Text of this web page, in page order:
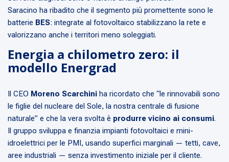
Saracino ha ribadito che il segmento più promettente sono le
batterie BES: integrate al fotovoltaico stabilizzano la rete e
valorizzano anche i territori meno soleggiati.
Energia a chilometro zero: il
modello Energrad
Il CEO Moreno Scarchini ha ricordato che “le rinnovabili sono
le figlie del nucleare del Sole, la nostra centrale di fusione
naturale” e che la vera svolta è produrre vicino ai consumi.
Il gruppo sviluppa e finanzia impianti fotovoltaici e mini-
idroelettrici per le PMI, usando superfici marginali — tetti, cave,
aree industriali — senza investimento iniziale per il cliente.